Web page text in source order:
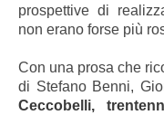
prospettive di
non erano forse più
Con una prosa che
di Stefano Benni,
Ceccobelli,